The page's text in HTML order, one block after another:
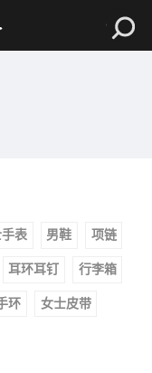
表 男鞋 项链
耳环耳钉 行李箱
环 女士皮带